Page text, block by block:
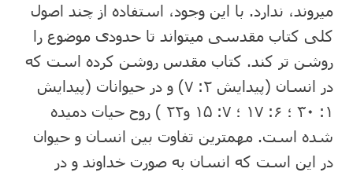
می⁯روند، ندارد. با این وجود، استفاده از چند اصول
کلی کتاب مقدسی می⁯تواند تا حدودی موضوع را
روشن تر کند. کتاب مقدس روشن کرده است که
در انسان (پیدایش ۲: ۷) و در حیوانات (پیدایش
۱: ۳۰ ؛ ۶: ۱۷ ؛ ۷: ۱۵ و۲۲ ) روح حیات دمیده
شده است. مهم⁯ترین تفاوت بین انسان و حیوان
در این است که انسان به صورت خداوند و در